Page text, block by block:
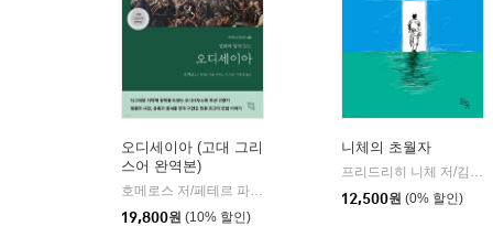
오디세이아 (고대 그리
스어 완역본)
| 현대지성
19,800원 (10% 할인)
니체의 초월자
12,500원 (0% 할인)